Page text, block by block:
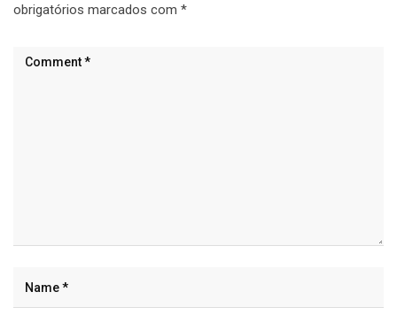
obrigatórios marcados com *